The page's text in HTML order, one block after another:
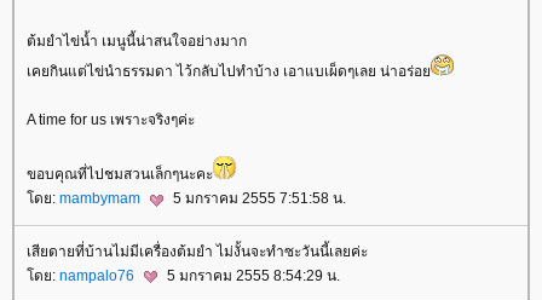
ต้มยำไข่น้ำ เมนูนี้น่าสนใจอย่างมาก
เคยกินแต่ไข่นำธรรมดา ไว้กลับไปทำบ้าง เอาแบเผ็ดๆเลย น่าอร่อ
A time for us เพราะจริงๆค่ะ
ขอบคุณที่ไปชมสวนเล็กๆนะคะ
ดย: mambymam 5 มกราคม 2555 7:51:58 น.
เสียดายที่บ้านไม่มีเครื่องต้มยำ ไม่งั้นจะทำซะวันนี้เลยค่ะ
ดย: nampalo76 5 มกราคม 2555 8:54:29 น.